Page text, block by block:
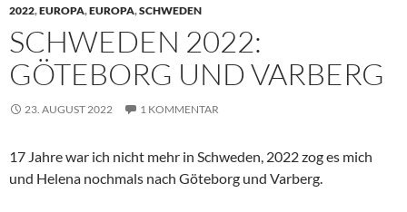
2022,EUROPA,EUROPA,SCHWEDEN
SCHWEDEN 2022:
GÖTEBORG UND VARBERG
23. AUGUST 2022 1 KOMMENTAR
17 Jahre war ich nicht mehr in Schweden, 2022 zog es mich
und Helena nochmals nach Göteborg und Varberg.